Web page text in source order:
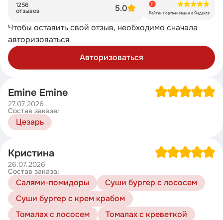
1256
отзывов 5.0 Рейтинг организации в Яндексе
Чтобы оставить свой отзыв, необходимо сначала
авторизоваться
Авторизоваться
Emine Emine
27.07.2026
Состав заказа:
Цезарь
Кристина
26.07.2026
Состав заказа:
Салями-помидоры
Суши бургер с лососем
Суши бургер с крем крабом
Томалах с лососем
Томалах с креветкой